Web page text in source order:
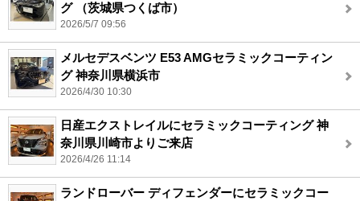
グ （茨城県つくば市）
2026/5/7 09:56
メルセデスベンツ E53 AMGセラミックコーティン
グ 神奈川県横浜市
2026/4/30 10:30
日産エクストレイルにセラミックコーティング 神
奈川県川崎市よりご来店
2026/4/26 11:14
ランドローバー ディフェンダーにセラミックコー